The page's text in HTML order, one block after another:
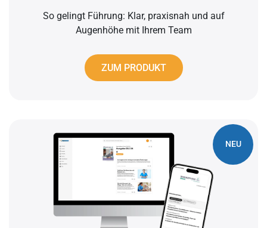
So gelingt Führung: Klar, praxisnah und auf
Augenhöhe mit Ihrem Team
ZUM PRODUKT
NEU